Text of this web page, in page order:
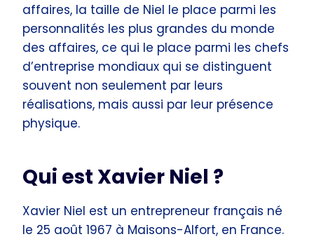
affaires, la taille de Niel le place parmi les
personnalités les plus grandes du monde
des affaires, ce qui le place parmi les chefs
d’entreprise mondiaux qui se distinguent
souvent non seulement par leurs
réalisations, mais aussi par leur présence
physique.
Qui est Xavier Niel ?
Xavier Niel est un entrepreneur français né
le 25 août 1967 à Maisons-Alfort, en France.